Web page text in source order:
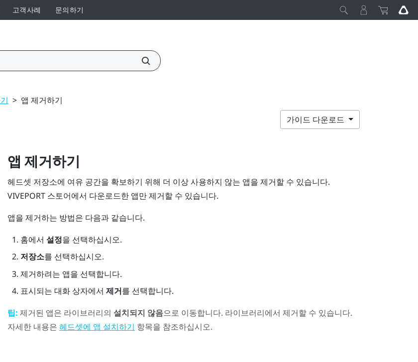
고객사례 문의하기
> 앱 제거하기
가이드 다운로드
앱 제거하기
헤드셋 저장소에 여유 공간을 확보하기 위해 더 이상 사용하지 않는 앱을 제거할 수 있습니다.
VIVEPORT스토어에서 다운로드한 앱만 제거할 수 있습니다.
앱을 제거하는 방법은 다음과 같습니다.
홈에서 설정을 선택하십시오.
저장소를 선택하십시오.
제거하려는 앱을 선택합니다.
표시되는 대화 상자에서 제거를 선택합니다.
팁: 제거된 앱은 라이브러리의 설치되지 않음으로 이동합니다. 라이브러리에서 제거할 수 있습니다.
자세한 내용은 헤드셋에 앱 설치하기 항목을 참조하십시오.